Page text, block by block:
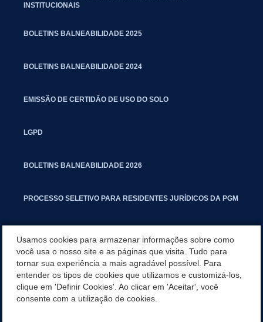
INSTITUCIONAIS
BOLETINS BALNEABILIDADE 2025
BOLETINS BALNEABILIDADE 2024
EMISSÃO DE CERTIDÃO DE USO DO SOLO
LGPD
BOLETINS BALNEABILIDADE 2026
PROCESSO SELETIVO PARA RESIDENTES JURÍDICOS DA PGM
MANUAL DE PROCEDIMENTOS IMOBILIÁRIOS SEINFRA
TURMINHA DO LAGO
Usamos cookies para armazenar informações sobre como
você usa o nosso site e as páginas que visita. Tudo para
tornar sua experiência a mais agradável possível. Para
entender os tipos de cookies que utilizamos e customizá-los,
clique em 'Definir Cookies'. Ao clicar em 'Aceitar', você
consente com a utilização de cookies.